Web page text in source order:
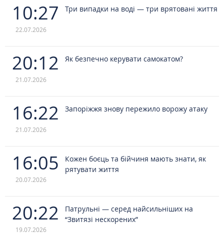
10:27
22.07.2026
Три випадки на воді — три врятовані життя
20:12
21.07.2026
Як безпечно керувати самокатом?
16:22
21.07.2026
Запоріжжя знову пережило ворожу атаку
16:05
20.07.2026
Кожен боєць та бійчиня мають знати, як
рятувати життя
20:22
19.07.2026
Патрульні — серед найсильніших на
“Звитязі нескорених”